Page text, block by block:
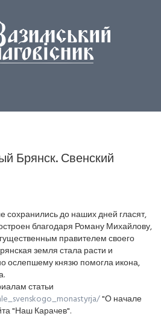
Брянск. Свенский
сохранились до наших дней гласят,
благодаря Роману Михайлову,
правителем своего
земля стала расти и
ослепшему князю помогла икона,
статьи
"О начале
"Наш Карачев".